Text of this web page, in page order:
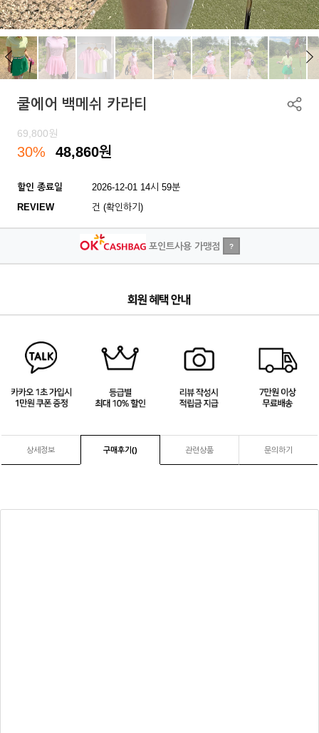
쿨에어 백메쉬 카라티
69,800원
30% 48,860원
할인 종료일
2026-12-01 14시 59분
REVIEW
건 (확인하기)
포인트사용 가맹점 ?
상세정보 구매후기() 관련상품 문의하기